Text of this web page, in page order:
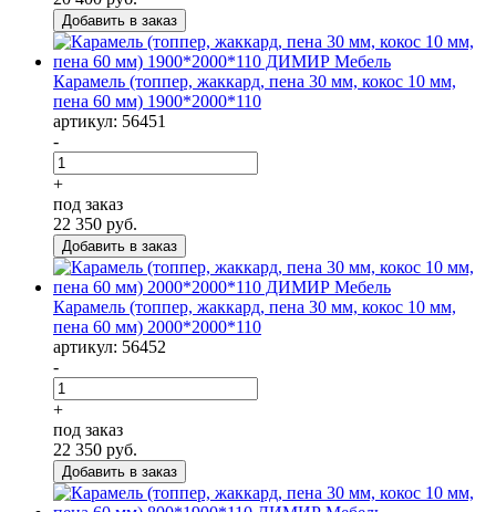
Карамель (топпер, жаккард, пена 30 мм, кокос 10 мм,
пена 60 мм) 1900*2000*110
артикул: 56451
-
+
под заказ
22 350 руб.
Карамель (топпер, жаккард, пена 30 мм, кокос 10 мм,
пена 60 мм) 2000*2000*110
артикул: 56452
-
+
под заказ
22 350 руб.